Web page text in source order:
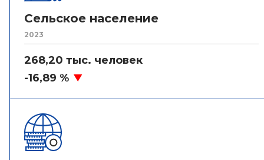
Сельское население
2023
268,20 тыс. человек
-16,89 %